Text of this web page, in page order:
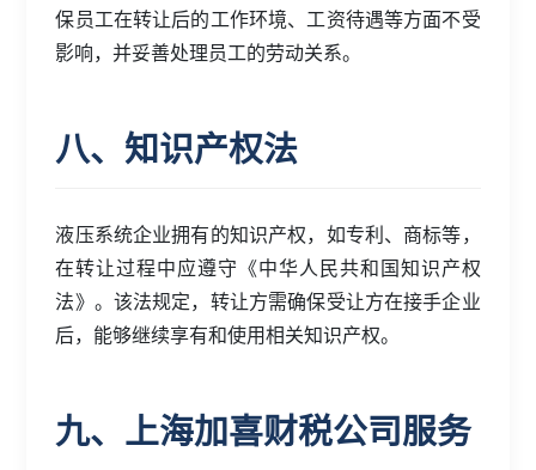
保员工在转让后的工作环境、工资待遇等方面不受
影响，并妥善处理员工的劳动关系。
八、知识产权法
液压系统企业拥有的知识产权，如专利、商标等，
在转让过程中应遵守《中华人民共和国知识产权
法》。该法规定，转让方需确保受让方在接手企业
后，能够继续享有和使用相关知识产权。
九、上海加喜财税公司服务